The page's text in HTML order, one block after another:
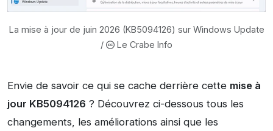
La mise à jour de juin 2026 (KB5094126) sur Windows Update
/
Le Crabe Info
Envie de savoir ce qui se cache derrière cette mise à
jour KB5094126 ? Découvrez ci-dessous tous les
changements, les améliorations ainsi que les